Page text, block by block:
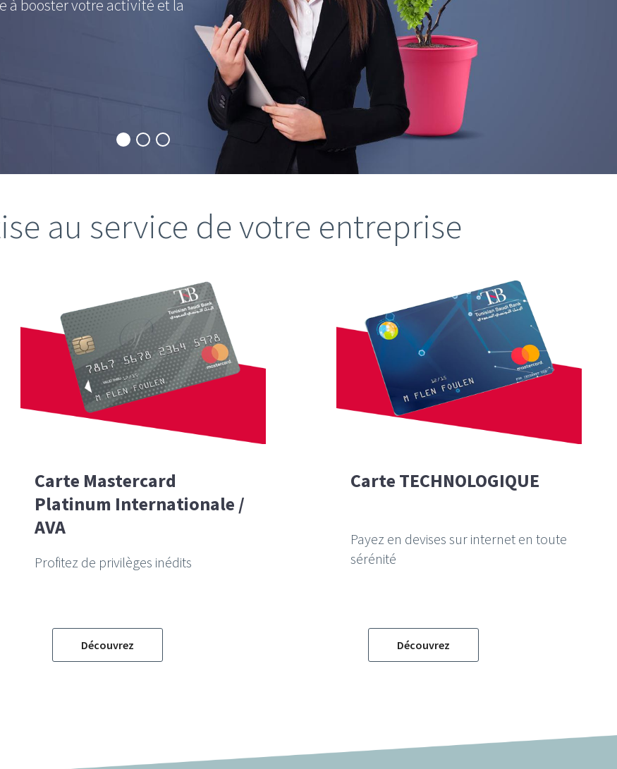
à booster votre activité et la
au service de votre entreprise
Carte Mastercard
Platinum Internationale /
AVA
Profitez de privilèges inédits
Découvrez
Carte TECHNOLOGIQUE
Payez en devises sur internet en toute
sérénité
Découvrez